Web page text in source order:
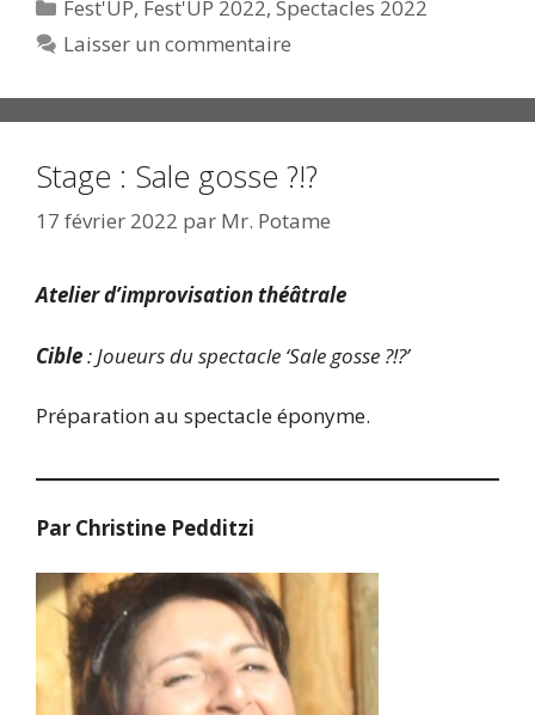
Fest'UP, Fest'UP 2022,Spectacles 2022
Laisser un commentaire
Stage : Sale gosse ?!?
17 février 2022 par Mr. Potame
Atelier d’improvisation théâtrale
Cible: Joueurs du spectacle ‘Sale gosse ?!?’
Préparation au spectacle éponyme.
Par Christine Pedditzi